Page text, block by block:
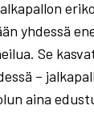
yhdessä
Se
–
aina